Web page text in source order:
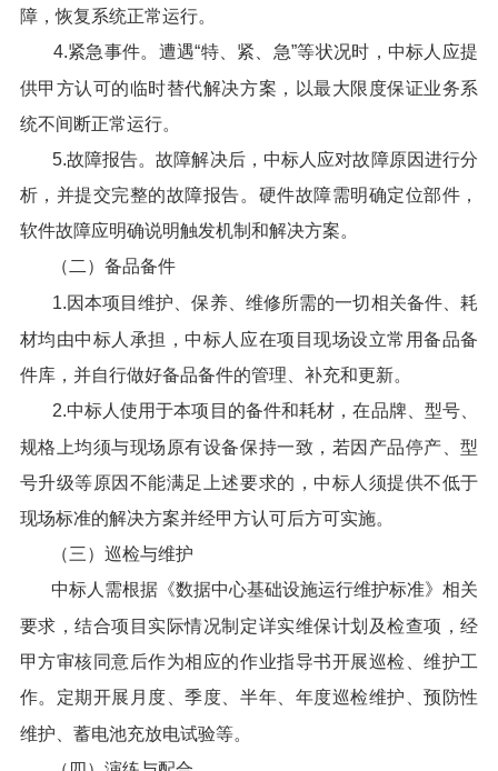
障，恢复系统正常运行。
4.紧急事件。遭遇“特、紧、急”等状况时，中标人应提
供甲方认可的临时替代解决方案，以最大限度保证业务系
统不间断正常运行。
5.故障报告。故障解决后，中标人应对故障原因进行分
析，并提交完整的故障报告。硬件故障需明确定位部件，
软件故障应明确说明触发机制和解决方案。
（二）备品备件
1.因本项目维护、保养、维修所需的一切相关备件、耗
材均由中标人承担，中标人应在项目现场设立常用备品备
件库，并自行做好备品备件的管理、补充和更新。
2.中标人使用于本项目的备件和耗材，在品牌、型号、
规格上均须与现场原有设备保持一致，若因产品停产、型
号升级等原因不能满足上述要求的，中标人须提供不低于
现场标准的解决方案并经甲方认可后方可实施。
（三）巡检与维护
中标人需根据《数据中心基础设施运行维护标准》相关
要求，结合项目实际情况制定详实维保计划及检查项，经
甲方审核同意后作为相应的作业指导书开展巡检、维护工
作。 定期开展月度、季度、半年、年度巡检维护、预防性
维护、蓄电池充放电试验等。